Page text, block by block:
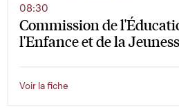
Commission de
l'Enfance et de la
08:30
Voir la fiche